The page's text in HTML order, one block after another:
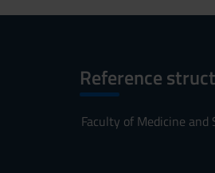
Reference
Faculty of Medicine and